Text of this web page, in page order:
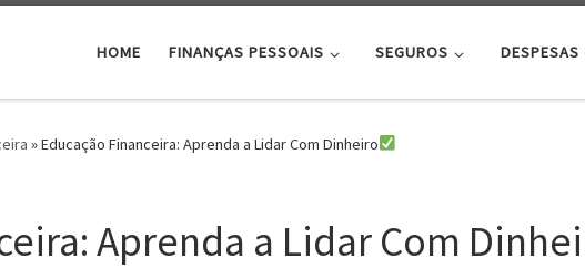
HOME FINANÇAS PESSOAIS SEGUROS DESPESAS
»Educação Financeira: Aprenda a Lidar Com Dinheiro
Aprenda a Lidar Com